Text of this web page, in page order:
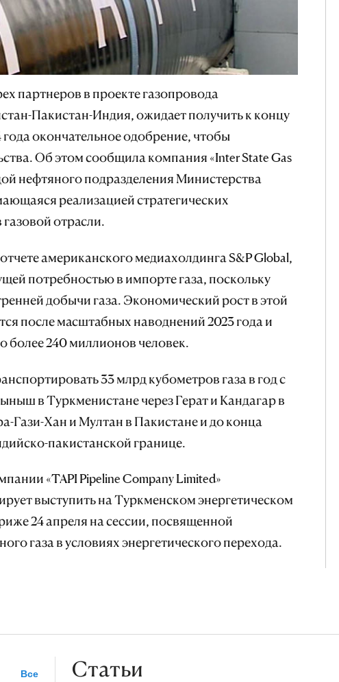
партнеров в проекте газопровода
Пакистан-Индия, ожидает получить к концу
года окончательное одобрение, чтобы
Об этом сообщила компания «Inter State Gas
нефтяного подразделения Министерства
реализацией стратегических
отрасли.
американского медиахолдинга S&P Global,
потребностью в импорте газа, поскольку
добычи газа. Экономический рост в этой
после масштабных наводнений 2023 года и
более 240 миллионов человек.
33 млрд кубометров газа в год с
в Туркменистане через Герат и Кандагар в
Гази-Хан и Мултан в Пакистане и до конца
пакистанской границе.
«TAPI Pipeline Company Limited»
выступить на Туркменском энергетическом
24 апреля на сессии, посвященной
газа в условиях энергетического перехода.
Все Статьи